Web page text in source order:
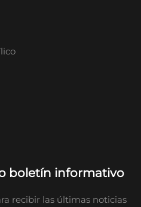
boletín informativo
recibir las últimas noticias